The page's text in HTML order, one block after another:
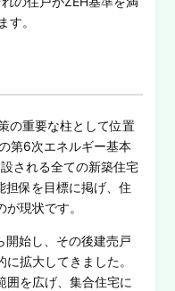
す。
の重要な柱として位置
第6次エネルギー基本
される全ての新築住宅
担保を目標に掲げ、住
現状です。
開始し、その後建売戸
拡大してきました。
囲を広げ、集合住宅に